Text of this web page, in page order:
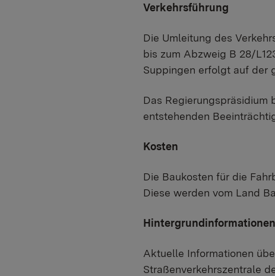
Verkehrsführung
Die Umleitung des
bis zum Abzweig B 28/
Suppingen erfolgt auf der
Das Regierungspräsidium
entstehenden
Kosten
Die Baukosten für die
Diese werden vom Land
Aktuelle Informationen
Straßenverkehrszentrale